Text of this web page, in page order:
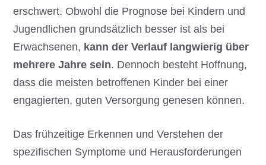
erschwert. Obwohl die Prognose bei Kindern und
Jugendlichen grundsätzlich besser ist als bei
Erwachsenen, kann der Verlauf langwierig über
mehrere Jahre sein. Dennoch besteht Hoffnung,
dass die meisten betroffenen Kinder bei einer
engagierten, guten Versorgung genesen können.
Das frühzeitige Erkennen und Verstehen der
spezifischen Symptome und Herausforderungen